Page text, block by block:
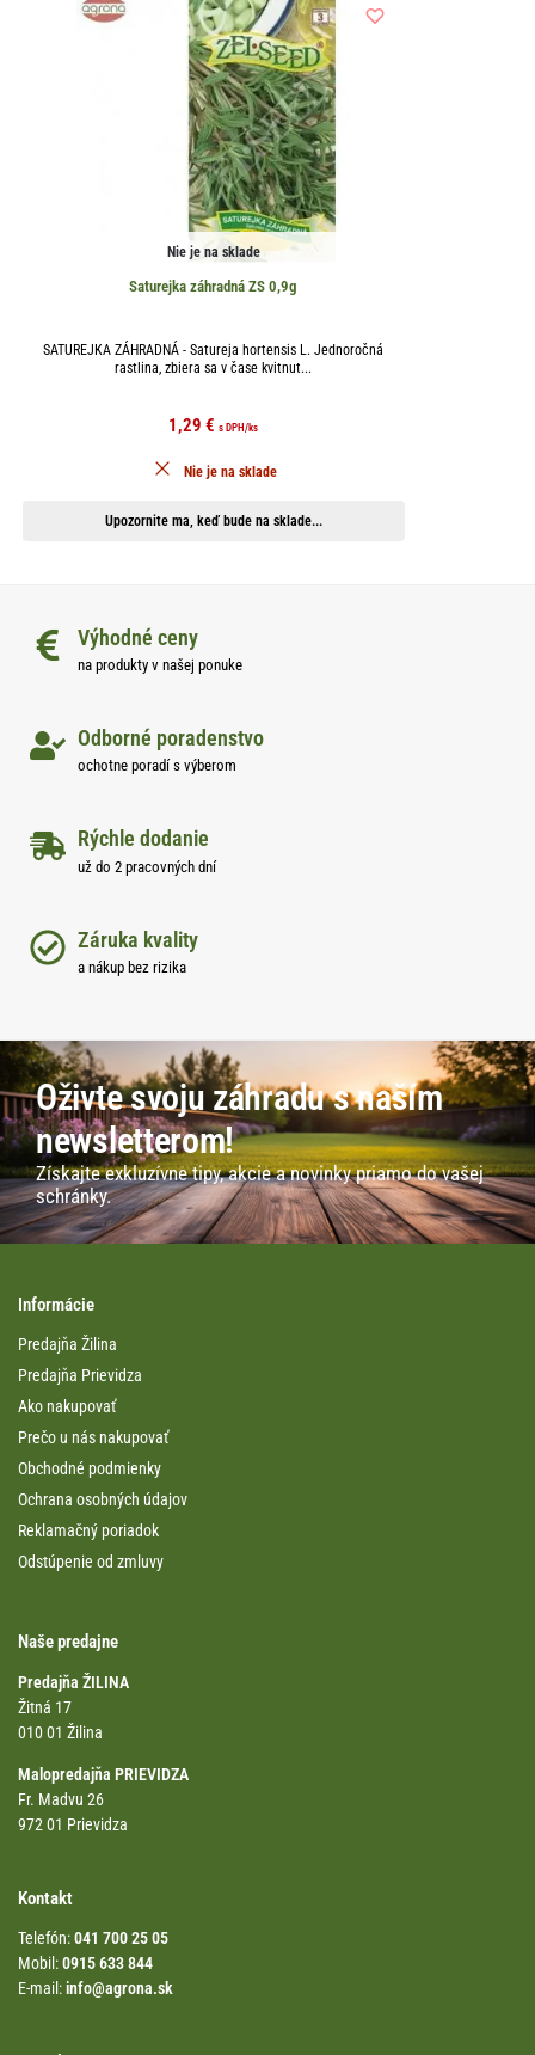
Nie je na sklade
Saturejka záhradná ZS 0,9g
SATUREJKA ZÁHRADNÁ - Satureja hortensis L. Jednoročná
rastlina, zbiera sa v čase kvitnut...
1,29€ s DPH/ks
Upozornite ma, keď bude na sklade...
Nie je na sklade
Výhodné ceny
na produkty v našej ponuke
Odborné poradenstvo
ochotne poradí s výberom
Rýchle dodanie
už do 2 pracovných dní
Záruka kvality
a nákup bez rizika
Oživte svoju záhradu s naším
newsletterom!
Získajte exkluzívne tipy, akcie a novinky priamo do vašej
schránky.
Informácie
Predajňa Žilina
Predajňa Prievidza
Ako nakupovať
Prečo u nás nakupovať
Obchodné podmienky
Ochrana osobných údajov
Reklamačný poriadok
Odstúpenie od zmluvy
Naše predajne
Predajňa ŽILINA
Žitná 17
010 01 Žilina
Malopredajňa PRIEVIDZA
Fr. Madvu 26
972 01 Prievidza
Kontakt
Telefón:041 700 25 05
Mobil:0915 633 844
E-mail:info@agrona.sk